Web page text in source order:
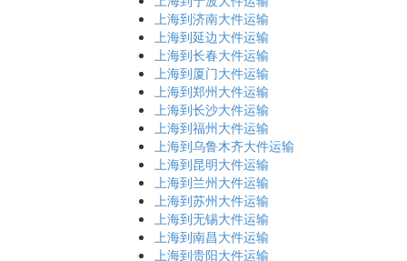
上海到济南大件运输
上海到延边大件运输
上海到长春大件运输
上海到厦门大件运输
上海到郑州大件运输
上海到长沙大件运输
上海到福州大件运输
上海到乌鲁木齐大件运输
上海到昆明大件运输
上海到兰州大件运输
上海到苏州大件运输
上海到无锡大件运输
上海到南昌大件运输
上海到贵阳大件运输